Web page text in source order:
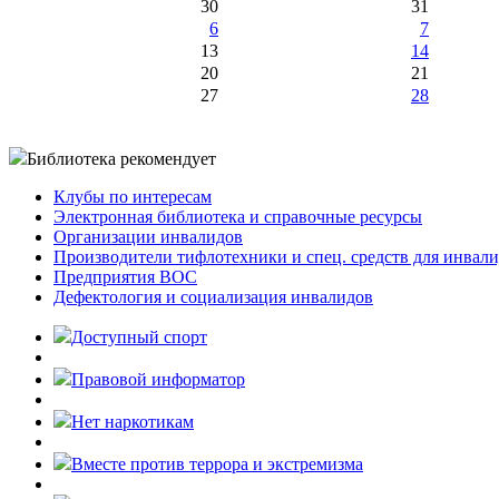
30
31
6
7
13
14
20
21
27
28
Библиотека рекомендует
Клубы по интересам
Электронная библиотека и справочные ресурсы
Организации инвалидов
Производители тифлотехники и спец. средств для
Предприятия ВОС
Дефектология и социализация инвалидов
Доступный спорт
Правовой информатор
Нет наркотикам
Вместе против террора и экстремизма